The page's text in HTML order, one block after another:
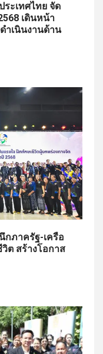
ะเทศไทย จัด
เดินหน้า
ำเนินงานด้าน
กภาครัฐ-เครือ
ต สร้างโอกาส